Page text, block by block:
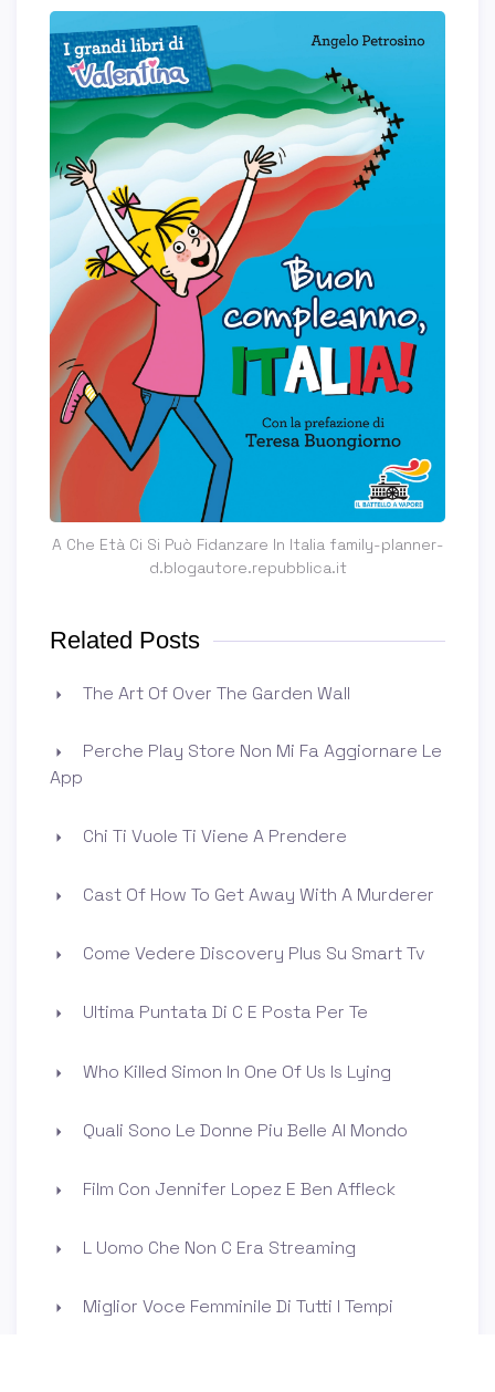
A Che Età Ci Si Può Fidanzare In Italia family-planner-
d.blogautore.repubblica.it
Related Posts
The Art Of Over The Garden Wall
Perche Play Store Non Mi Fa Aggiornare Le
App
Chi Ti Vuole Ti Viene A Prendere
Cast Of How To Get Away With A Murderer
Come Vedere Discovery Plus Su Smart Tv
Ultima Puntata Di C E Posta Per Te
Who Killed Simon In One Of Us Is Lying
Quali Sono Le Donne Piu Belle Al Mondo
Film Con Jennifer Lopez E Ben Affleck
L Uomo Che Non C Era Streaming
Miglior Voce Femminile Di Tutti I Tempi